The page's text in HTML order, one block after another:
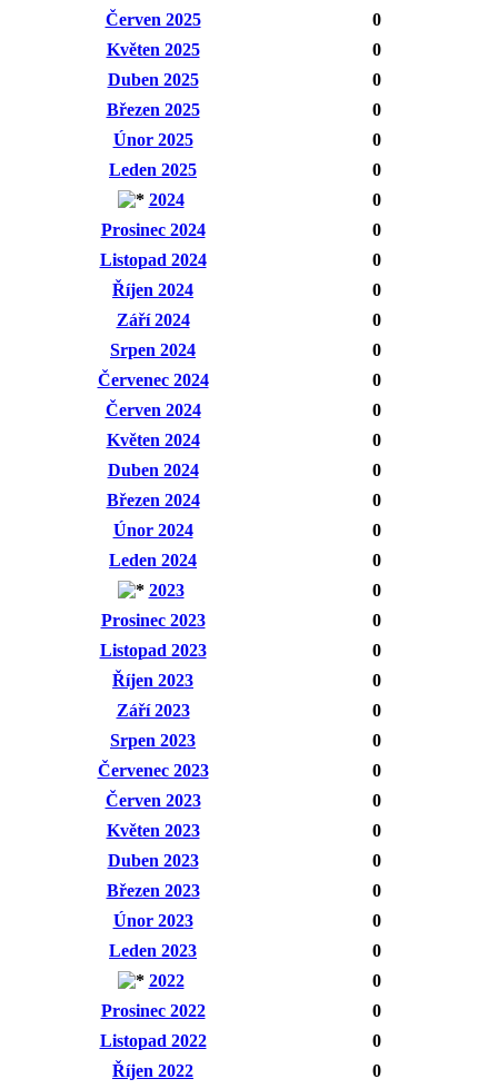
Červen 2025
0
Květen 2025
0
Duben 2025
0
Březen 2025
0
Únor 2025
0
Leden 2025
0
2024
0
Prosinec 2024
0
Listopad 2024
0
Říjen 2024
0
Září 2024
0
Srpen 2024
0
Červenec 2024
0
Červen 2024
0
Květen 2024
0
Duben 2024
0
Březen 2024
0
Únor 2024
0
Leden 2024
0
2023
0
Prosinec 2023
0
Listopad 2023
0
Říjen 2023
0
Září 2023
0
Srpen 2023
0
Červenec 2023
0
Červen 2023
0
Květen 2023
0
Duben 2023
0
Březen 2023
0
Únor 2023
0
Leden 2023
0
2022
0
Prosinec 2022
0
Listopad 2022
0
Říjen 2022
0